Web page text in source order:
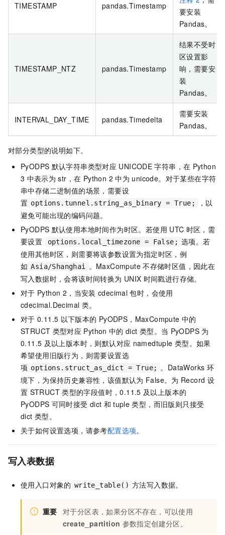
TIMESTAMP pandas.Timestamp
要安装
Pandas。
TIMESTAMP_NTZ pandas.Timestamp
结果不受时
区设置影
响，需要安
装
Pandas。
INTERVAL_DAY_TIME pandas.Timedelta
需要安装
Pandas。
对部分类型的说明如下。
PyODPS 默认字符串类型对应 UNICODE 字符串，在 Python
3 中表示为 str ，在 Python 2 中为 unicode。对于某些在字符
串中存储二进制值的场景，需要设
置 options.tunnel.string_as_binary = True;
，以
避免可能出现的编码问题。
PyODPS 默认使用本地时间作为时区。若使用 UTC 时区，需
要设置
options.local_timezone = False; 选项。若
使用其他时区，则需要将该参数设置为指定时区，例
如 Asia/Shanghai 。MaxCompute 不存储时区值，因此在
写入数据时，会将该时间转换为 UNIX 时间戳进行存储。
对于 Python 2，当安装 cdecimal 包时，会使用
cdecimal.Decimal 类。
对于 0.11.5 以下版本的 PyODPS，MaxCompute 中的
STRUCT 类型对应 Python 中的 dict 类型。当 PyODPS 为
0.11.5 及以上版本时，则默认对应 namedtuple 类型。如果
希望使用旧版行为，则需要设置选
项 options.struct_as_dict = True; 。DataWorks 环
境下，为保持历史兼容性，该值默认为 False。为 Record 设
置 STRUCT 类型的字段值时，0.11.5 及以上版本的
PyODPS 可同时接受 dict 和 tuple 类型，而旧版则只接受
dict 类型。
关于如何设置选项，请参考配置选项。
写入表数据
使用入口对象的 write_table() 方法写入数据。
重要
对于分区表，如果分区不存在，可以使用
create_partition 参数指定创建分区。